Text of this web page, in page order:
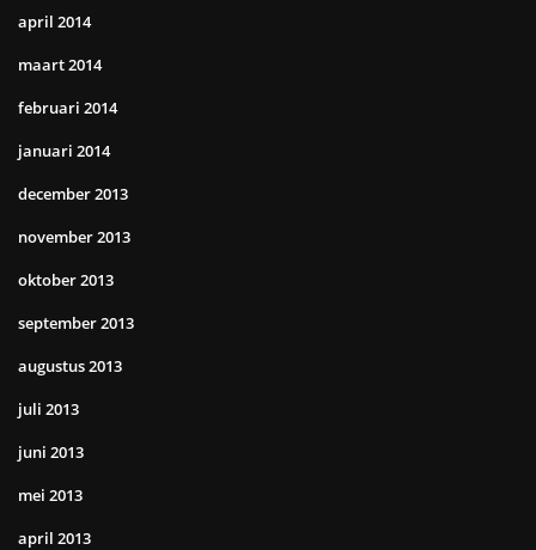
april 2014
maart 2014
februari 2014
januari 2014
december 2013
november 2013
oktober 2013
september 2013
augustus 2013
juli 2013
juni 2013
mei 2013
april 2013